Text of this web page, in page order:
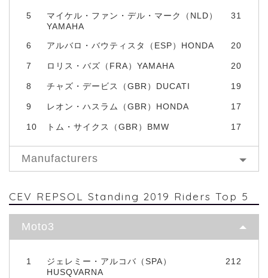
5
マイケル・ファン・デル・マーク（NLD）
YAMAHA
31
6 アルバロ・バウティスタ（ESP）HONDA 20
7 ロリス・バズ（FRA）YAMAHA 20
8 チャズ・デービス（GBR）DUCATI 19
9 レオン・ハスラム（GBR）HONDA 17
10 トム・サイクス（GBR）BMW 17
Manufacturers
CEV REPSOL Standing 2019 Riders Top 5
Moto3
1
ジェレミー・アルコバ（SPA）
HUSQVARNA
212